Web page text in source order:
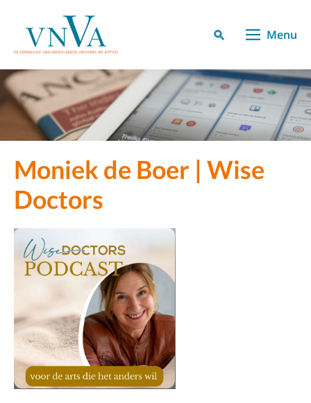
Menu
Moniek de Boer | Wise
Doctors